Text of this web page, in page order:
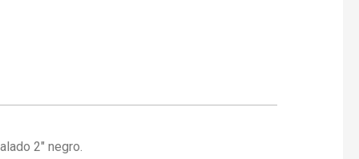
2″ negro.